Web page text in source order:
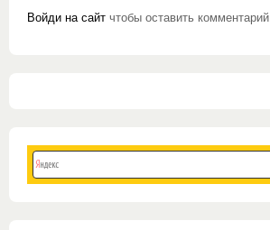
Войди на сайт чтобы оставить комментарий.